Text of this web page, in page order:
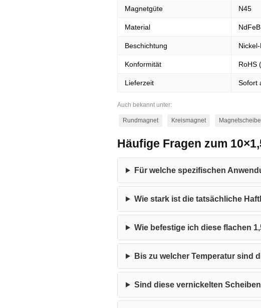
Magnetgüte N45
Material
Beschichtung
Konformität RoHS
Lieferzeit Sofort
Auch bekannt unter:
Rundmagnet Kreismagnet Magnetscheibe
Häufige Fragen zum
Für welche spezifischen
Wie stark ist die tatsächliche
Wie befestige ich diese flachen
Bis zu welcher Temperatur sind
Sind diese vernickelten